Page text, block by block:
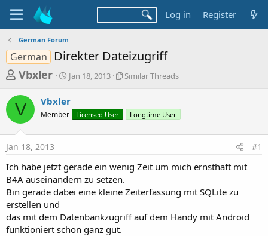
Log in Register
German Forum
German Direkter Dateizugriff
T
r
e
a
d
s
t
a
r
t
Vbxler
S
t
r
t
a
Jan 18, 2013
S
r
r
e
a
s
Similar Threads
V Vbxler
Member Licensed User Longtime User
Jan 18, 2013 #1
Ich habe jetzt gerade ein wenig Zeit um mich ernsthaft mit
B4A auseinandern zu setzen.
Bin gerade dabei eine kleine Zeiterfassung mit SQLite zu
erstellen und
das mit dem Datenbankzugriff auf dem Handy mit Android
funktioniert schon ganz gut.